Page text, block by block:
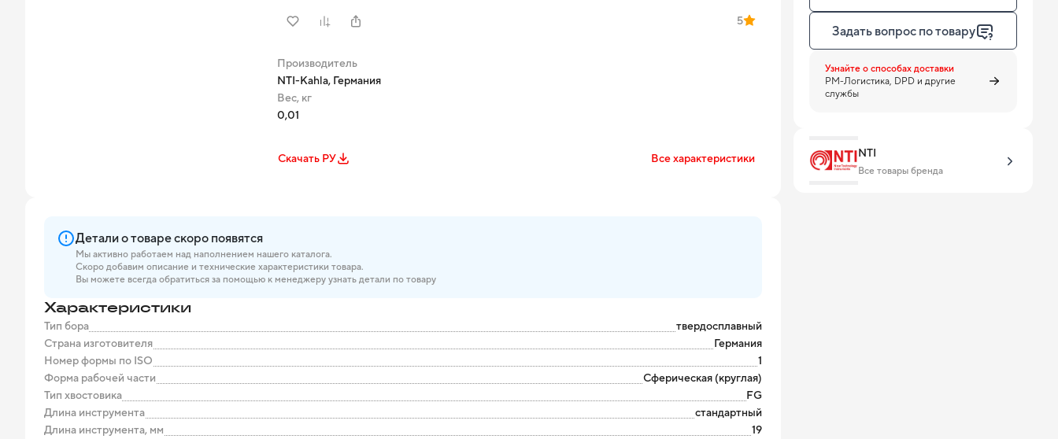
5
Производитель
NTI-Kahla, Германия
Вес, кг
0,01
Скачать РУ Все характеристики
Детали о товаре скоро появятся
Мы активно работаем над наполнением нашего каталога.
Скоро добавим описание и технические характеристики товара.
Вы можете всегда обратиться за помощью к менеджеру узнать детали по товару
Характеристики
Тип бора
твердосплавный
Страна изготовителя
Германия
Номер формы по ISO
1
Форма рабочей части
Сферическая (круглая)
Тип хвостовика
FG
Длина инструмента
стандартный
Длина инструмента, мм
19
Задать вопрос по товару
Узнайте о способах доставки
PM-Логистика, DPD и другие
службы
NTI
Все товары бренда